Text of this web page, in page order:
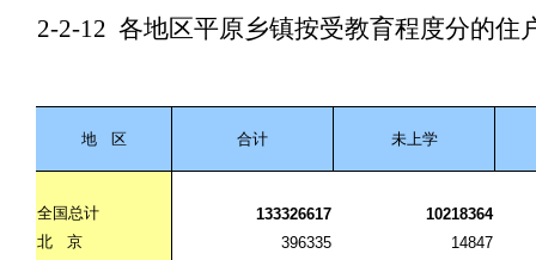
2-2-12 各地区平原乡镇按受教育程度分的住
地 区 合计 未上学
全国总计 133326617
10218364
北
京 396335
14847